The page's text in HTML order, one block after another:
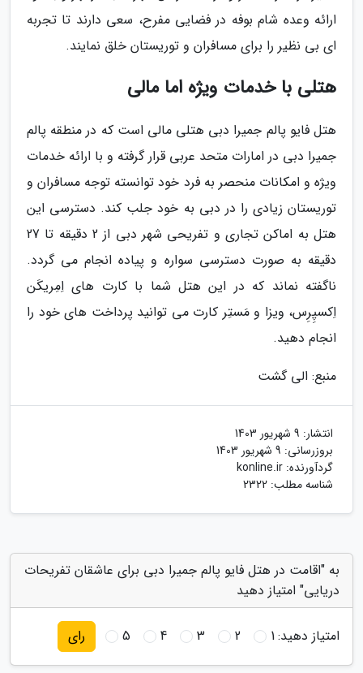
ارائه وعده شام بوفه در فضایی مفرح، سعی دارند تا تجربه
ای بی نظیر را برای مسافران و توریستان خلق نمایند.
هتلی با خدمات ویژه اما مالی
هتل فایو پالم جمیرا دبی هتلی مالی است که در منطقه پالم
جمیرا دبی در امارات متحد عربی قرار گرفته و با ارائه خدمات
ویژه و امکانات منحصر به فرد خود توانسته توجه مسافران و
توریستان زیادی را در دبی به خود جلب کند. دسترسی این
هتل به اماکن تجاری و تفریحی شهر دبی از 2 دقیقه تا 27
دقیقه به صورت دسترسی سواره و پیاده انجام می گردد.
ناگفته نماند که در این هتل شما با کارت های اِمِریکَن
اِکسپِرِس، ویزا و مَستِر کارت می توانید پرداخت های خود را
انجام دهید.
منبع: الی گشت
انتشار: 9 شهریور 1403
بروزرسانی: 9 شهریور 1403
گردآورنده: konline.ir
شناسه مطلب: 2322
به "اقامت در هتل فایو پالم جمیرا دبی برای عاشقان تفریحات
دریایی" امتیاز دهید
امتیاز دهید:1
2
3
4
5 رای